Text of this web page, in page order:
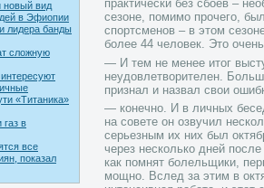
новый вид
в Эфиопии
лидера банды
сложную
«Титаника»
газ в
все
показал
практически без сбоев –
сезоне, помимо прочего,
спортсменов – в этом
более 44 человек. Это
— И тем не менее итог
неудовлетворителен.
признал и назвал свои
— конечно. И в личных
на совете он озвучил
серьезным их них был
через несколько дней
как помнят болельщики,
мощно. Вслед за этим в